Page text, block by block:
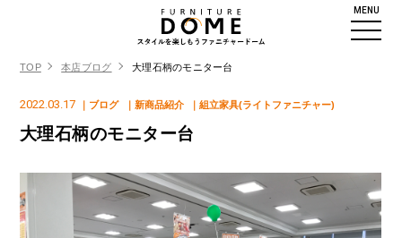
MENU
TOP 本店ブログ 大理石柄のモニター台
2022.03.17 ｜ブログ ｜新商品紹介 ｜組立家具(ライトファニチャー)
大理石柄のモニター台